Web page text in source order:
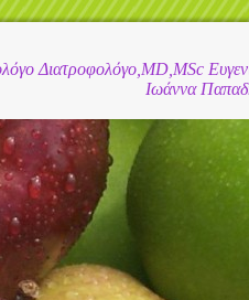
Διατροφολόγο,MD,MSc
Ιωάννα